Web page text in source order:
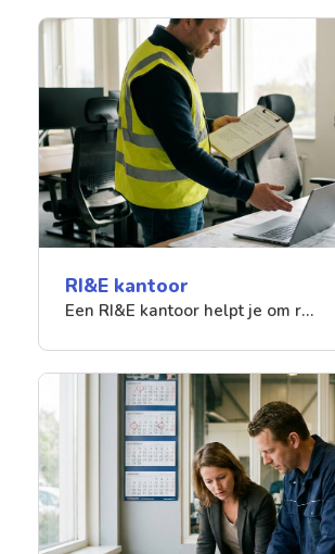
RI&E kantoor
Een RI&E kantoor helpt je om r…